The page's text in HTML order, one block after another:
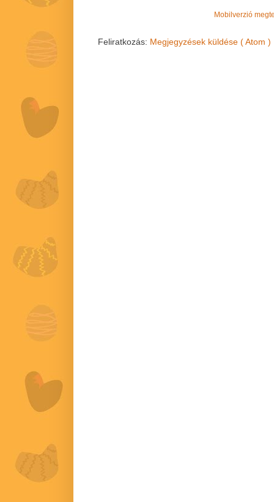
Mobilverzió
Feliratkozás: Megjegyzések küldése ( Atom )